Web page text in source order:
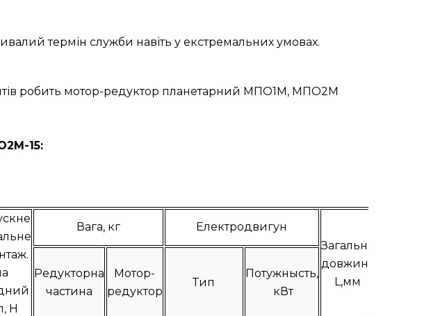
термін служби навіть у екстремальних умовах.
робить мотор-редуктор планетарний МПО1М, МПО2М
15:
Н
Вага, кг
Електродвигун
Загальна
довжина
L,мм
Редукторна
частина
Мотор-
редуктор
Тип
Потужнысть,
кВт